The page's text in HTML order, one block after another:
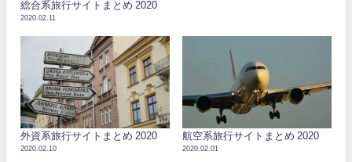
総合系旅行サイトまとめ 2020
2020.02.11
外資系旅行サイトまとめ 2020
2020.02.10
航空系旅行サイトまとめ 2020
2020.02.01